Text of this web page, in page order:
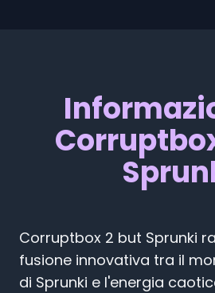
Corruptbox 2 but Sprunki
fusione innovativa tra il
di Sprunki e l'energia